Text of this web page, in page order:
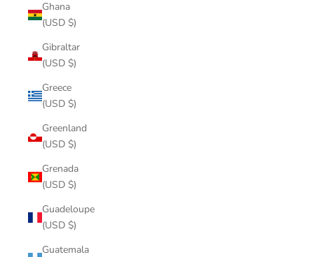
Ghana
(USD $)
Gibraltar
(USD $)
Greece
(USD $)
Greenland
(USD $)
Grenada
(USD $)
Guadeloupe
(USD $)
Guatemala